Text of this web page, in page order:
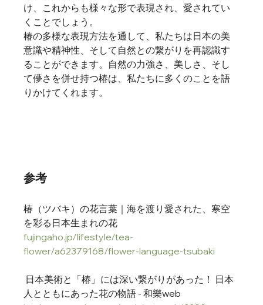
け、これからも様々な形で表現され、愛されてい
くことでしょう。
椿の多様な表現方法を通して、私たちは日本の美
意識や精神性、そして自然との繋がりを再認識す
ることができます。自然の力強さ、美しさ、そし
て儚さを併せ持つ椿は、私たちに多くのことを語
りかけてくれます。
参考
椿（ツバキ）の花言葉｜﻿﻿海を渡り愛された、寒空
を彩る日本生まれの花﻿﻿
fujingaho.jp/lifestyle/tea-
flower/a62379168/flower-language-tsubaki
日本美術と「椿」には深い繋がりがあった！ 日本
人とともにあった花の物語 - 和樂web